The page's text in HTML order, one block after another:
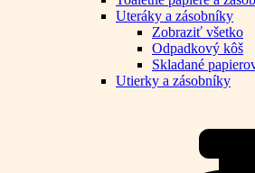
Uteráky a zásobníky
Zobraziť všetko
Odpadkový kôš
Skladané
Utierky a zásobníky